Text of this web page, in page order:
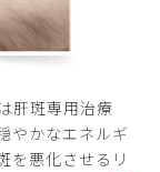
肝斑専用治療
やかなエネルギ
を悪化させるリ